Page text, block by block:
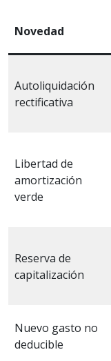
Novedad
Autoliquidación
rectificativa
Libertad de
amortización
verde
Reserva de
capitalización
Nuevo gasto no
deducible